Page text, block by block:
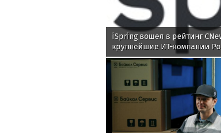
iSpring вошел в рейтинг
крупнейшие ИТ-компании